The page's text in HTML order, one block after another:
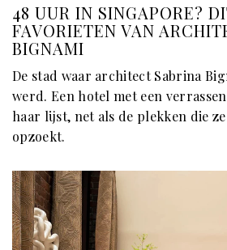
48 UUR IN SINGAPORE?
FAVORIETEN VAN
BIGNAMI
De stad waar architect Sabrina
werd. Een hotel met een
haar lijst, net als de plekken die
opzoekt.